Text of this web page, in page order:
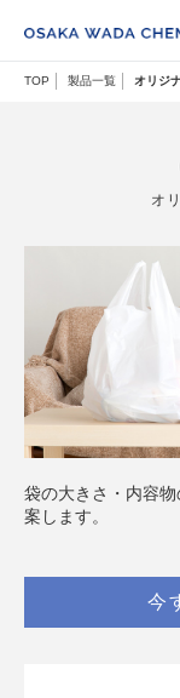
TOP 製品一覧 オリジ
オ
袋の大きさ・内容
案します。
今